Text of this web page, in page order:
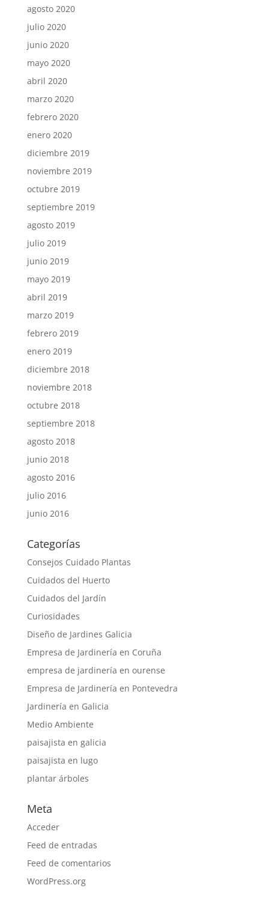
agosto 2020
julio 2020
junio 2020
mayo 2020
abril 2020
marzo 2020
febrero 2020
enero 2020
diciembre 2019
noviembre 2019
octubre 2019
septiembre 2019
agosto 2019
julio 2019
junio 2019
mayo 2019
abril 2019
marzo 2019
febrero 2019
enero 2019
diciembre 2018
noviembre 2018
octubre 2018
septiembre 2018
agosto 2018
junio 2018
agosto 2016
julio 2016
junio 2016
Categorías
Consejos Cuidado Plantas
Cuidados del Huerto
Cuidados del Jardín
Curiosidades
Diseño de Jardines Galicia
Empresa de Jardinería en Coruña
empresa de jardinería en ourense
Empresa de Jardinería en Pontevedra
Jardinería en Galicia
Medio Ambiente
paisajista en galicia
paisajista en lugo
plantar árboles
Meta
Acceder
Feed de entradas
Feed de comentarios
WordPress.org